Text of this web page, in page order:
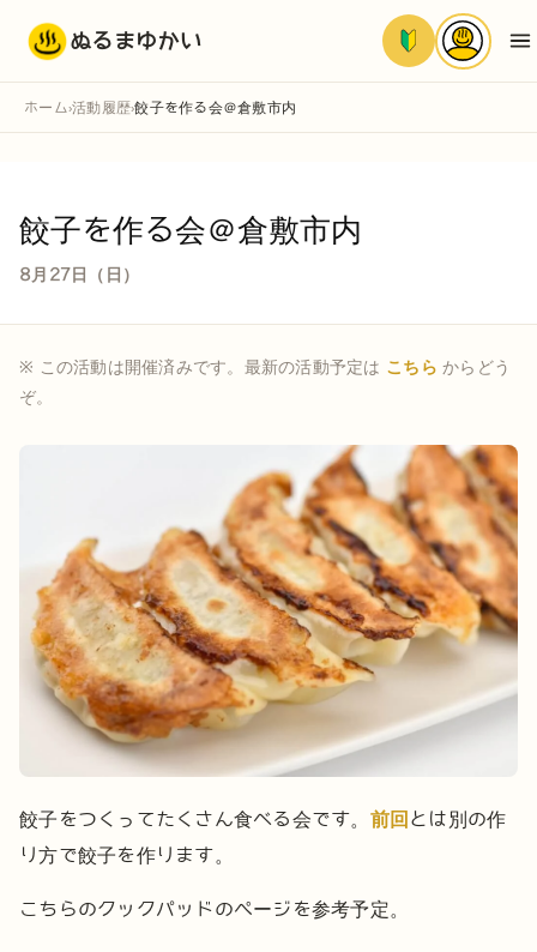
ぬるまゆかい
ホーム ›活動履歴›餃子を作る会＠倉敷市内
餃子を作る会＠倉敷市内
8月27日（日）
※ この活動は開催済みです。最新の活動予定は こちら からどう
ぞ。
餃子をつくってたくさん食べる会です。 前回 とは別の作
り方で餃子を作ります。
こちらのクックパッドのページを参考予定。